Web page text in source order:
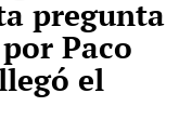
pregunta
Paco
el